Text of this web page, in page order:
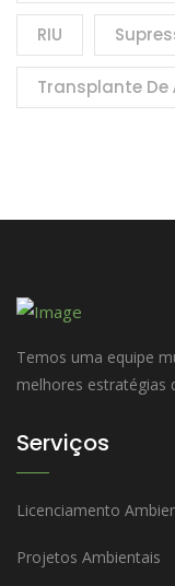
RIU
Transplante De
Temos uma equipe
melhores estratégias
Serviços
Licenciamento
Projetos Ambientais